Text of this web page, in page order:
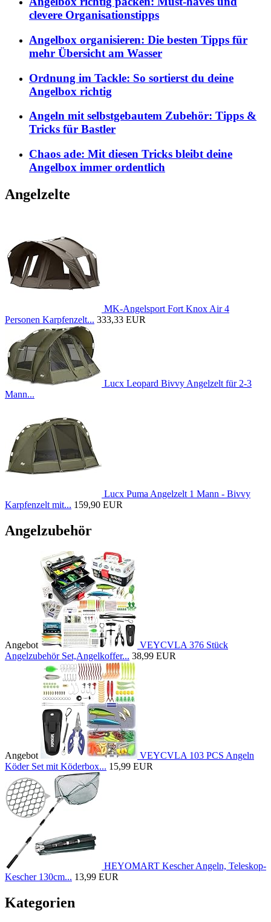
clevere Organisationstipps
Angelbox organisieren: Die besten Tipps für
mehr Übersicht am Wasser
Ordnung im Tackle: So sortierst du deine
Angelbox richtig
Angeln mit selbstgebautem Zubehör: Tipps &
Tricks für Bastler
Chaos ade: Mit diesen Tricks bleibt deine
Angelbox immer ordentlich
Angelzelte
MK-Angelsport Fort Knox Air 4
Personen Karpfenzelt... 333,33 EUR
Lucx Leopard Bivvy Angelzelt für 2-3
Mann...
Lucx Puma Angelzelt 1 Mann - Bivvy
Karpfenzelt mit... 159,90 EUR
Angelzubehör
Angebot
VEYCVLA 376 Stück
Angelzubehör Set,Angelkoffer... 38,99 EUR
Angebot
VEYCVLA 103 PCS Angeln
Köder Set mit Köderbox... 15,99 EUR
HEYOMART Kescher Angeln, Teleskop-
Kescher 130cm... 13,99 EUR
Kategorien